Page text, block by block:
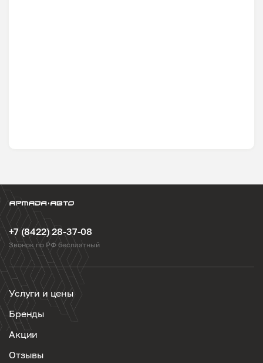
+7 (8422) 28-37-08
Звонок по РФ бесплатный
Услуги и цены
Бренды
Акции
Отзывы